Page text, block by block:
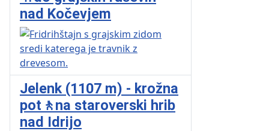
nad Kočevjem
Jelenk (1107 m) - krožna
pot🚶na staroverski hrib
nad Idrijo